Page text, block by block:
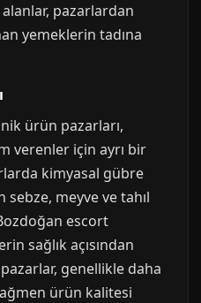
pazarlardan
yemeklerin tadına
ürün pazarları,
verenler için ayrı bir
kimyasal gübre
meyve ve tahıl
escort
sağlık açısından
genellikle daha
ürün kalitesi